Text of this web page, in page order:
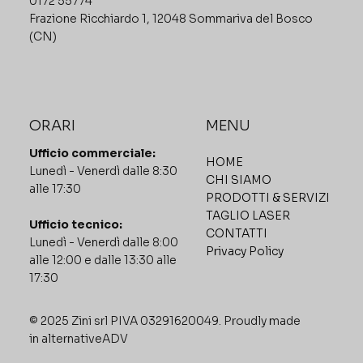
Frazione Ricchiardo 1, 12048 Sommariva del Bosco
(CN)
ORARI
Ufficio commerciale:
Lunedì - Venerdì dalle 8:30
alle 17:30
Ufficio tecnico:
Lunedì - Venerdì dalle 8:00
alle 12:00 e dalle 13:30 alle
17:30
MENU
HOME
CHI SIAMO
PRODOTTI & SERVIZI
TAGLIO LASER
CONTATTI
Privacy Policy
© 2025 Zini srl PIVA 03291620049. Proudly made
in alternativeADV